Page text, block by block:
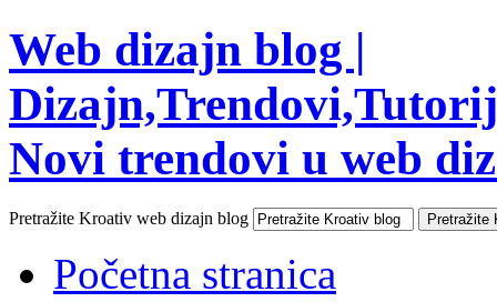
Web dizajn blog |
Novi trendovi u web
Pretražite Kroativ web dizajn blog
Početna stranica